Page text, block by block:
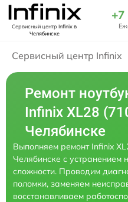
Сервисный центр Infinixв
Челябинске
+7
Сервисный центр Infinix
Ремонт
Infinix XL28
Челябинске
Выполняем ремонт Infinix
Челябинске с устранением
сложности. Проводим
поломки, заменяем
восстанавливаем